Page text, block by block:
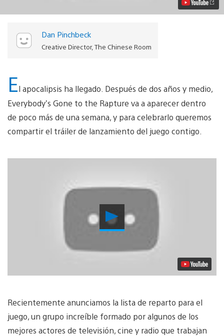
Everybody’s
Rapture
Dan Pinchbeck
Creative Director, The Chinese Room
El apocalipsis ha llegado. Después de dos años y medio,
Everybody’s Gone to the Rapture va a aparecer dentro
de poco más de una semana, y para celebrarlo queremos
compartir el tráiler de lanzamiento del juego contigo.
Reproducir
Video
Recientemente anunciamos la lista de reparto para el
juego, un grupo increíble formado por algunos de los
mejores actores de televisión, cine y radio que trabajan